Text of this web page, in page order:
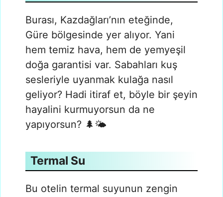
Burası, Kazdağları’nın eteğinde,
Güre bölgesinde yer alıyor. Yani
hem temiz hava, hem de yemyeşil
doğa garantisi var. Sabahları kuş
sesleriyle uyanmak kulağa nasıl
geliyor? Hadi itiraf et, böyle bir şeyin
hayalini kurmuyorsun da ne
yapıyorsun? 🌲🌤️
Termal Su
Bu otelin termal suyunun zengin